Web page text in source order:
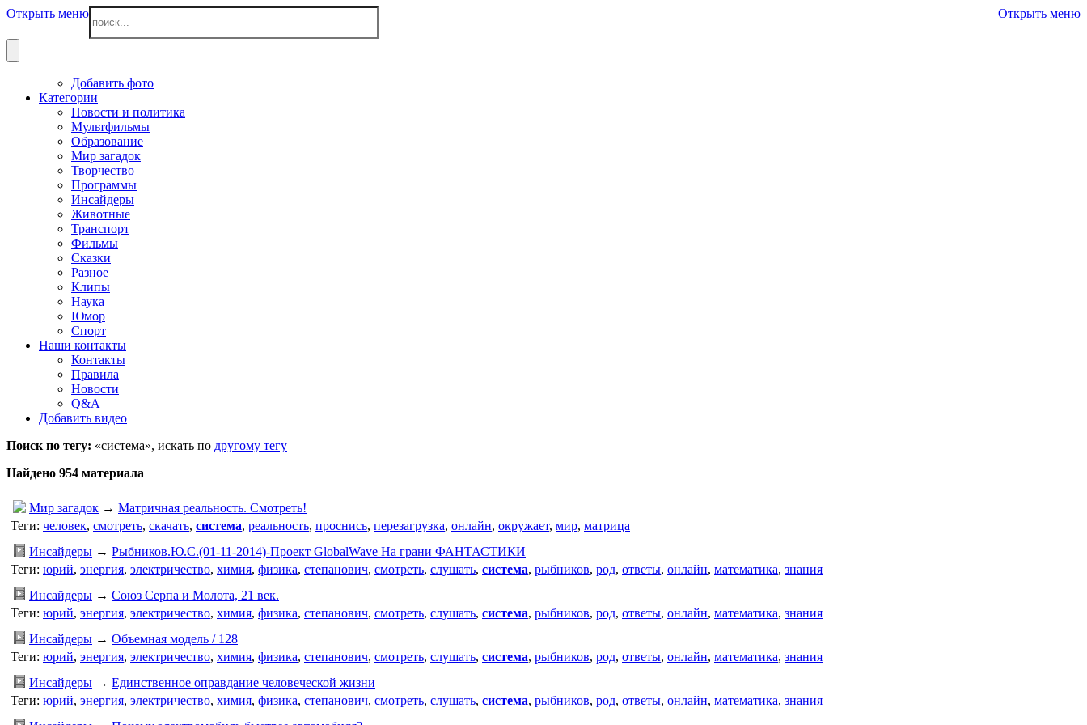
Открыть меню Открыть меню
Добавить фото
Категории
Новости и политика
Мультфильмы
Образование
Мир загадок
Творчество
Программы
Инсайдеры
Животные
Транспорт
Фильмы
Сказки
Разное
Клипы
Наука
Юмор
Спорт
Наши контакты
Контакты
Правила
Новости
Q&A
Добавить видео
Поиск по тегу: «система», искать по другому тегу
Найдено 954 материала
Мир загадок → Матричная реальность. Смотреть!
Теги: человек, смотреть, скачать, система, реальность, проснись, перезагрузка, онлайн, окружает, мир, матрица
Инсайдеры → Рыбников.Ю.С.(01-11-2014)-Проект GlobalWave На грани ФАНТАСТИКИ
Теги: юрий, энергия, электричество, химия, физика, степанович, смотреть, слушать, система, рыбников, род, ответы, онлайн, математика, знания
Инсайдеры → Союз Серпа и Молота, 21 век.
Теги: юрий, энергия, электричество, химия, физика, степанович, смотреть, слушать, система, рыбников, род, ответы, онлайн, математика, знания
Инсайдеры → Объемная модель / 128
Теги: юрий, энергия, электричество, химия, физика, степанович, смотреть, слушать, система, рыбников, род, ответы, онлайн, математика, знания
Инсайдеры → Единственное оправдание человеческой жизни
Теги: юрий, энергия, электричество, химия, физика, степанович, смотреть, слушать, система, рыбников, род, ответы, онлайн, математика, знания